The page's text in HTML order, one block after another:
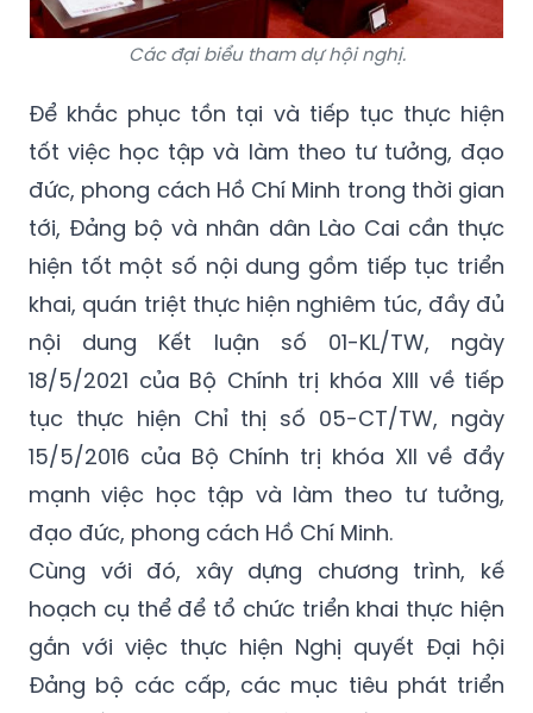
Các đại biểu tham dự hội nghị.
Để khắc phục tồn tại và tiếp tục thực hiện
tốt việc học tập và làm theo tư tưởng, đạo
đức, phong cách Hồ Chí Minh trong thời gian
tới, Đảng bộ và nhân dân Lào Cai cần thực
hiện tốt một số nội dung gồm tiếp tục triển
khai, quán triệt thực hiện nghiêm túc, đầy đủ
nội dung Kết luận số 01-KL/TW, ngày
18/5/2021 của Bộ Chính trị khóa XIII về tiếp
tục thực hiện Chỉ thị số 05-CT/TW, ngày
15/5/2016 của Bộ Chính trị khóa XII về đẩy
mạnh việc học tập và làm theo tư tưởng,
đạo đức, phong cách Hồ Chí Minh.
Cùng với đó, xây dựng chương trình, kế
hoạch cụ thể để tổ chức triển khai thực hiện
gắn với việc thực hiện Nghị quyết Đại hội
Đảng bộ các cấp, các mục tiêu phát triển